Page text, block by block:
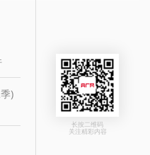
)
长按二维码
关注精彩内容